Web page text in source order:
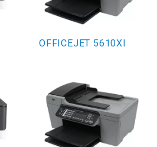
OFFICEJET 5610XI